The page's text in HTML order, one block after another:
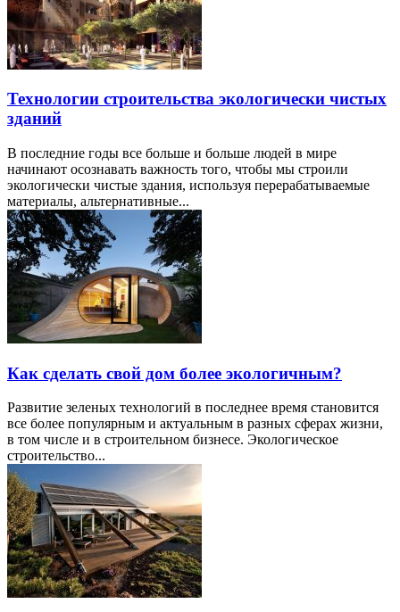
Технологии строительства экологически чистых
зданий
В последние годы все больше и больше людей в мире
начинают осознавать важность того, чтобы мы строили
экологически чистые здания, используя перерабатываемые
материалы, альтернативные...
Как сделать свой дом более экологичным?
Развитие зеленых технологий в последнее время становится
все более популярным и актуальным в разных сферах жизни,
в том числе и в строительном бизнесе. Экологическое
строительство...